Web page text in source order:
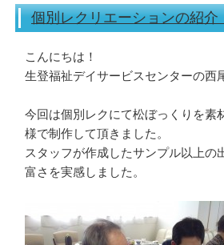
個別レクリエーションの紹
こんにちは！
生登福祉デイサービスセンターの西
今回は個別レクにて松ぼっくりを素
様で制作して頂きました。
スタッフが作成したサンプル以上
富さを実感しました。